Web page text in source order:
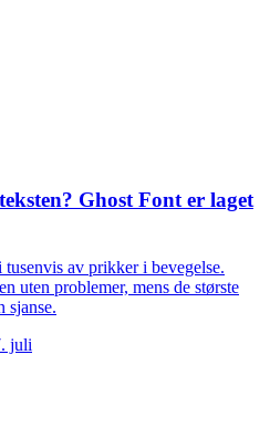
Ghost Font er laget
av prikker i bevegelse.
uten problemer, mens de største
sjanse.
juli